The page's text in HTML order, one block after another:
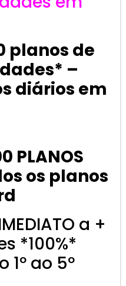
planos de
–
diários em
PLANOS
os planos
a +
*100%*
ao 5º